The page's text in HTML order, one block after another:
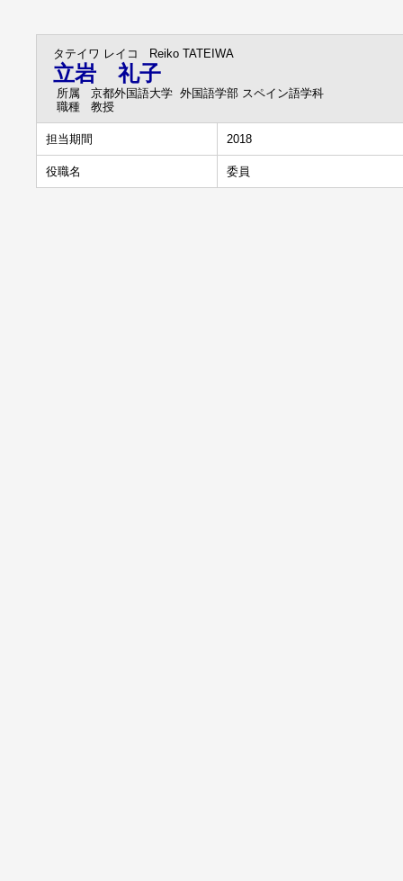
タテイワ レイコ Reiko TATEIWA
立岩 礼子
所属
京都外国語大学 外国語学部 スペイン語学科
職種
教授
担当期間 2018
役職名 委員